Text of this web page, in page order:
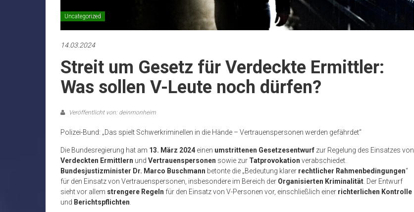
Uncategorized
14.03.2024
Streit um Gesetz für Verdeckte Ermittler:
Was sollen V-Leute noch dürfen?
Veröffentlicht von: deinmonheim
Polizei-Bund: „Das spielt Schwerkriminellen in die Hände – Vertrauenspersonen werden gefährdet“
Die Bundesregierung hat am 13. März 2024 einen umstrittenen Gesetzesentwurf zur Regelung des Einsatzes von
Verdeckten Ermittlern und Vertrauenspersonen sowie zur Tatprovokation verabschiedet.
Bundesjustizminister Dr. Marco Buschmann betonte die „Bedeutung klarer rechtlicher Rahmenbedingungen“
für den Einsatz von Vertrauenspersonen, insbesondere im Bereich der Organisierten Kriminalität . Der Entwurf
sieht vor allem strengere Regeln für den Einsatz von V-Personen vor, einschließlich einer richterlichen Kontrolle
und Berichtspflichten